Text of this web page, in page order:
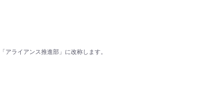
アライアンス推進部」に改称します。